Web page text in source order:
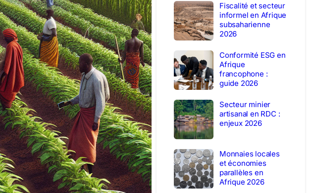
Fiscalité et secteur
informel en Afrique
subsaharienne
2026
Conformité ESG en
Afrique
francophone :
guide 2026
Secteur minier
artisanal en RDC :
enjeux 2026
Monnaies locales
et économies
parallèles en
Afrique 2026